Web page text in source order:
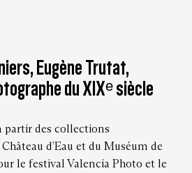
Eugène Trutat,
du XIXᵉ siècle
partir des collections
d’Eau et du Muséum de
le festival Valencia Photo et le